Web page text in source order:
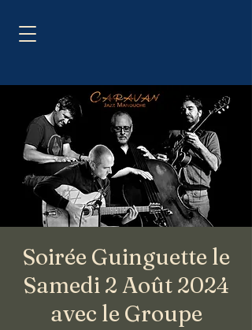
Soirée Guinguette le
Samedi 2 Août 2024
avec le Groupe